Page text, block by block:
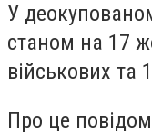
У
станом на 17
військових та
Про це